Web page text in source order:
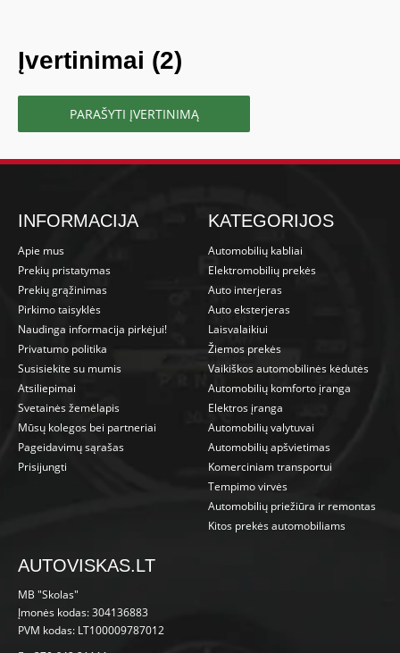
Įvertinimai (2)
PARAŠYTI ĮVERTINIMĄ
INFORMACIJA
Apie mus
Prekių pristatymas
Prekių grąžinimas
Pirkimo taisyklės
Naudinga informacija pirkėjui!
Privatumo politika
Susisiekite su mumis
Atsiliepimai
Svetainės žemėlapis
Mūsų kolegos bei partneriai
Pageidavimų sąrašas
Prisijungti
KATEGORIJOS
Automobilių kabliai
Elektromobilių prekės
Auto interjeras
Auto eksterjeras
Laisvalaikiui
Žiemos prekės
Vaikiškos automobilinės kėdutės
Automobilių komforto įranga
Elektros įranga
Automobilių valytuvai
Automobilių apšvietimas
Komerciniam transportui
Tempimo virvės
Automobilių priežiūra ir remontas
Kitos prekės automobiliams
AUTOVISKAS.LT
MB "Skolas"
Įmonės kodas: 304136883
PVM kodas: LT100009787012